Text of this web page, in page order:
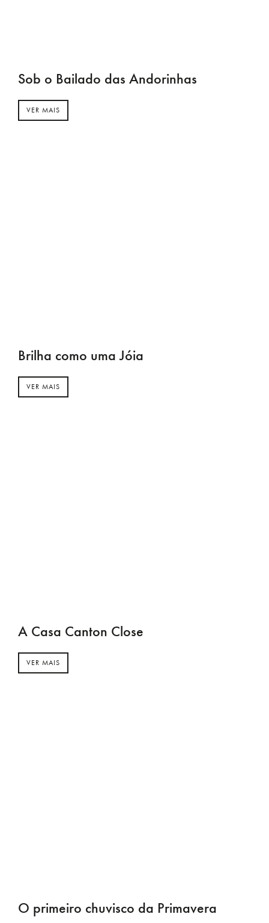
Sob o Bailado das Andorinhas
VER MAIS
Brilha como uma Jóia
VER MAIS
A Casa Canton Close
VER MAIS
O primeiro chuvisco da Primavera